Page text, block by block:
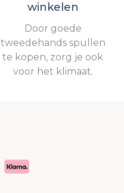
winkelen
Door goede
tweedehands spullen
te kopen, zorg je ook
voor het klimaat.